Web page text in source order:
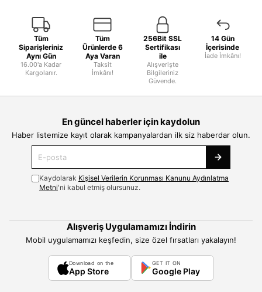
Tüm
Siparişleriniz
Aynı Gün
16.00'a Kadar
Kargolanır.
Tüm
Ürünlerde 6
Aya Varan
Taksit
İmkânı!
256Bit SSL
Sertifikası
ile
Alışverişte
Bilgileriniz
Güvende.
14 Gün
İçerisinde
İade İmkânı!
En güncel haberler için kaydolun
Haber listemize kayıt olarak kampanyalardan ilk siz haberdar olun.
Kaydolarak Kişisel Verilerin Korunması Kanunu Aydınlatma
Metni'ni kabul etmiş olursunuz.
Alışveriş Uygulamamızı İndirin
Mobil uygulamamızı keşfedin, size özel fırsatları yakalayın!
Download on the
App Store
GET IT ON
Google Play